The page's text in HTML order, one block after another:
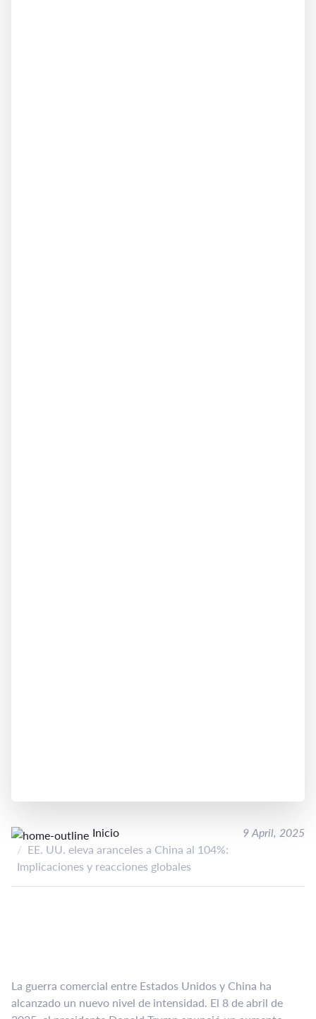
Inicio
EE. UU. eleva aranceles a China al 104%:
Implicaciones y reacciones globales
9 April, 2025
La guerra comercial entre Estados Unidos y China ha
alcanzado un nuevo nivel de intensidad. El 8 de abril de